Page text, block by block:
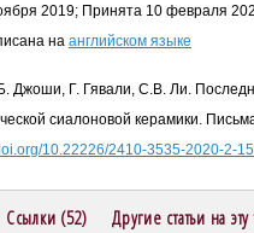
2019; Принята 10 февраля
на английском языке
Джоши, Г. Гявали, С.В. Ли.
сиалоновой керамики.
10.22226/2410-3535-2020-2-
Ссылки (52) Другие статьи на